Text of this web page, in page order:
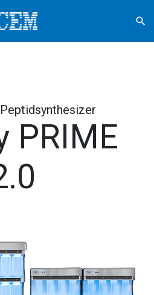
search
PRIME